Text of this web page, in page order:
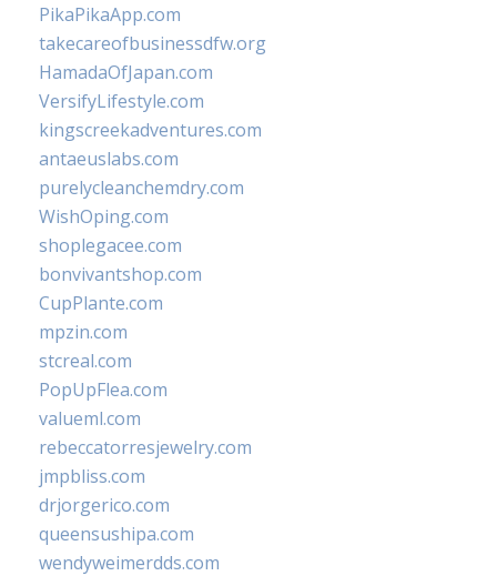
PikaPikaApp.com
takecareofbusinessdfw.org
HamadaOfJapan.com
VersifyLifestyle.com
kingscreekadventures.com
antaeuslabs.com
purelycleanchemdry.com
WishOping.com
shoplegacee.com
bonvivantshop.com
CupPlante.com
mpzin.com
stcreal.com
PopUpFlea.com
valueml.com
rebeccatorresjewelry.com
jmpbliss.com
drjorgerico.com
queensushipa.com
wendyweimerdds.com